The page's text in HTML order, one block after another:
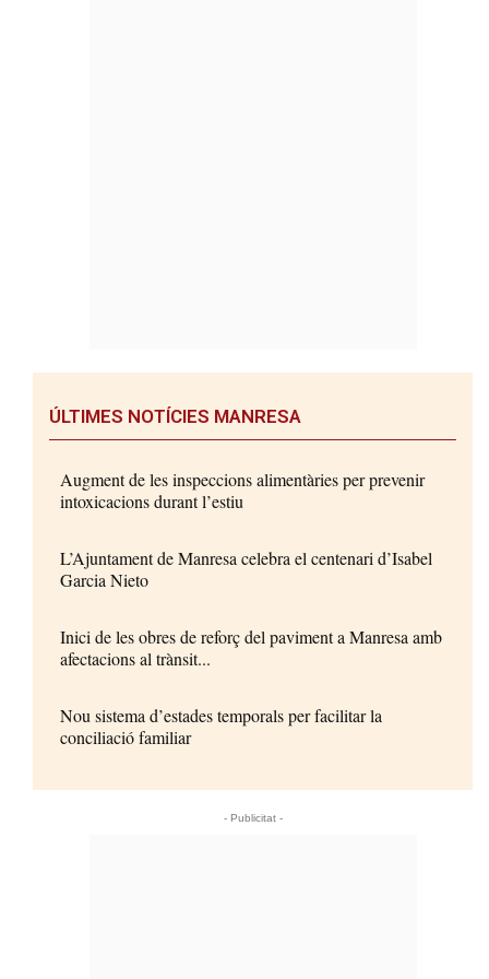
ÚLTIMES NOTÍCIES MANRESA
Augment de les inspeccions alimentàries per prevenir
intoxicacions durant l’estiu
L’Ajuntament de Manresa celebra el centenari d’Isabel
Garcia Nieto
Inici de les obres de reforç del paviment a Manresa amb
afectacions al trànsit...
Nou sistema d’estades temporals per facilitar la
conciliació familiar
- Publicitat -